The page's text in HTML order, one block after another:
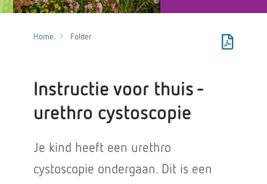
Home Folder
Instructie voor thuis -
urethro cystoscopie
Je kind heeft een urethro
cystoscopie ondergaan. Dit is een